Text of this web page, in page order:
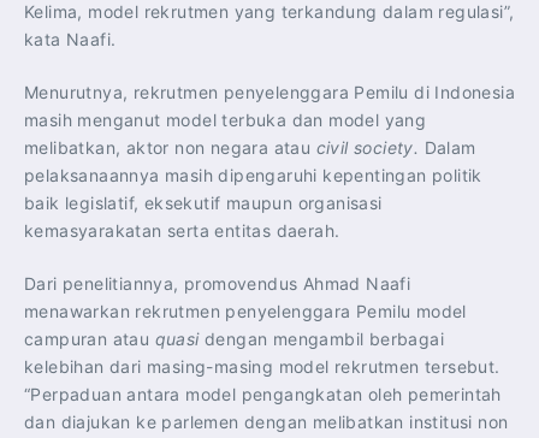
Kelima, model rekrutmen yang terkandung dalam regulasi”,
kata Naafi.
Menurutnya, rekrutmen penyelenggara Pemilu di Indonesia
masih menganut model terbuka dan model yang
melibatkan, aktor non negara atau civil society. Dalam
pelaksanaannya masih dipengaruhi kepentingan politik
baik legislatif, eksekutif maupun organisasi
kemasyarakatan serta entitas daerah.
Dari penelitiannya, promovendus Ahmad Naafi
menawarkan rekrutmen penyelenggara Pemilu model
campuran atau quasidengan mengambil berbagai
kelebihan dari masing-masing model rekrutmen tersebut.
“Perpaduan antara model pengangkatan oleh pemerintah
dan diajukan ke parlemen dengan melibatkan institusi non